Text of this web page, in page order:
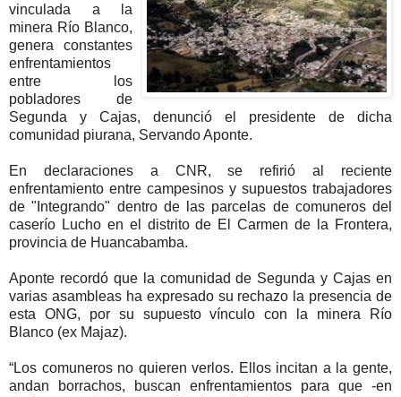
vinculada a la
minera Río Blanco,
genera constantes
enfrentamientos
entre los
pobladores de
Segunda y Cajas, denunció el presidente de dicha
comunidad piurana, Servando Aponte.
En declaraciones a CNR, se refirió al reciente
enfrentamiento entre campesinos y supuestos trabajadores
de "Integrando" dentro de las parcelas de comuneros del
caserío Lucho en el distrito de El Carmen de la Frontera,
provincia de Huancabamba.
Aponte recordó que la comunidad de Segunda y Cajas en
varias asambleas ha expresado su rechazo la presencia de
esta ONG, por su supuesto vínculo con la minera Río
Blanco (ex Majaz).
“Los comuneros no quieren verlos. Ellos incitan a la gente,
andan borrachos, buscan enfrentamientos para que -en